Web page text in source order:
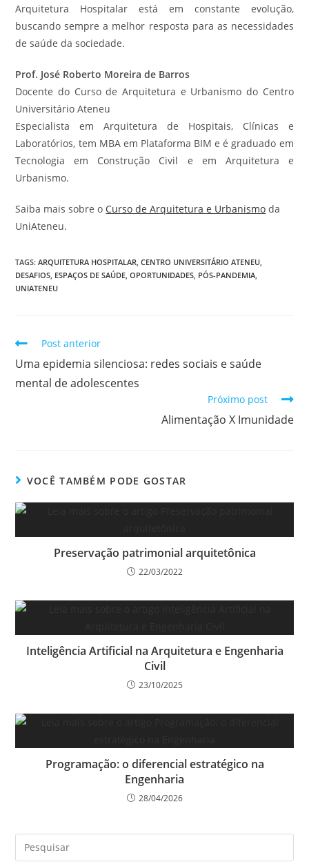
Arquitetura Hospitalar está em constante evolução,
buscando sempre a melhor resposta para as necessidades
de saúde da sociedade.
Prof. José Roberto Moreira de Barros
Docente do Curso de Arquitetura e Urbanismo do Centro
Universitário Ateneu
Especialista em Arquitetura de Hospitais, Clínicas e
Laboratórios, tem MBA em Plataforma BIM e é graduado em
Tecnologia em Construção Civil e em Arquitetura e
Urbanismo.
Saiba mais sobre o Curso de Arquitetura e Urbanismo da
UniAteneu.
TAGS:ARQUITETURA HOSPITALAR CENTRO UNIVERSITÁRIO ATENEU
DESAFIOS ESPAÇOS DE SAÚDE OPORTUNIDADES PÓS-PANDEMIA
UNIATENEU
Post anterior
Uma epidemia silenciosa: redes sociais e saúde
mental de adolescentes
Próximo post
Alimentação X Imunidade
VOCÊ TAMBÉM PODE GOSTAR
Preservação patrimonial arquitetônica
22/03/2022
Inteligência Artificial na Arquitetura e Engenharia
Civil
23/10/2025
Programação: o diferencial estratégico na
Engenharia
28/04/2026